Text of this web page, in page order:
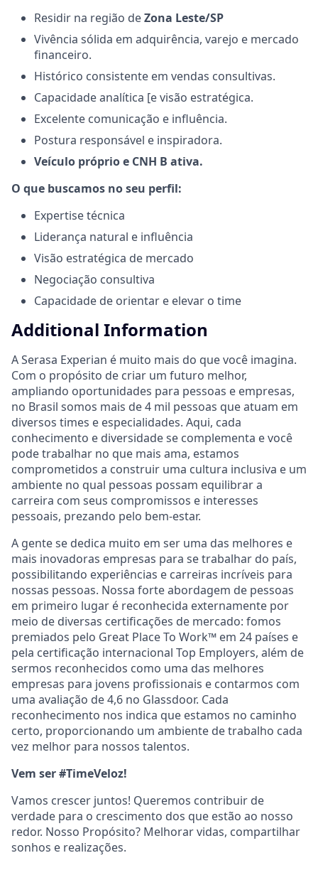
Residir na região deZona Leste/SP
Vivência sólida em adquirência, varejo e mercado
financeiro.
Histórico consistente em vendas consultivas.
Capacidade analítica [e visão estratégica.
Excelente comunicação e influência.
Postura responsável e inspiradora.
Veículo próprio e CNH B ativa.
O que buscamos no seu perfil:
Expertise técnica
Liderança natural e influência
Visão estratégica de mercado
Negociação consultiva
Capacidade de orientar e elevar o time
Additional Information
A Serasa Experian é muito mais do que você imagina.
Com o propósito de criar um futuro melhor,
ampliando oportunidades para pessoas e empresas,
no Brasil somos mais de 4 mil pessoas que atuam em
diversos times e especialidades. Aqui, cada
conhecimento e diversidade se complementa e você
pode trabalhar no que mais ama, estamos
comprometidos a construir uma cultura inclusiva e um
ambiente no qual pessoas possam equilibrar a
carreira com seus compromissos e interesses
pessoais, prezando pelo bem-estar.
A gente se dedica muito em ser uma das melhores e
mais inovadoras empresas para se trabalhar do país,
possibilitando experiências e carreiras incríveis para
nossas pessoas. Nossa forte abordagem de pessoas
em primeiro lugar é reconhecida externamente por
meio de diversas certificações de mercado: fomos
premiados pelo Great Place To Work™ em 24 países e
pela certificação internacional Top Employers, além de
sermos reconhecidos como uma das melhores
empresas para jovens profissionais e contarmos com
uma avaliação de 4,6 no Glassdoor. Cada
reconhecimento nos indica que estamos no caminho
certo, proporcionando um ambiente de trabalho cada
vez melhor para nossos talentos.
Vem ser #TimeVeloz!
Vamos crescer juntos! Queremos contribuir de
verdade para o crescimento dos que estão ao nosso
redor. Nosso Propósito? Melhorar vidas, compartilhar
sonhos e realizações.